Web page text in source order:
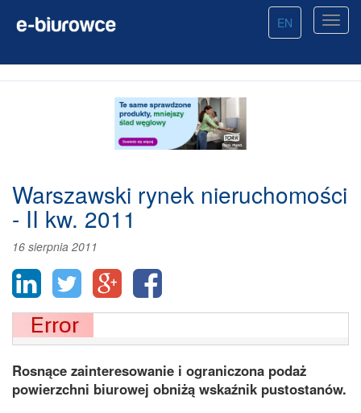
EN
Warszawski rynek nieruchomości
- II kw. 2011
16 sierpnia 2011
Rosnące zainteresowanie i ograniczona podaż
powierzchni biurowej obniżą wskaźnik pustostanów.